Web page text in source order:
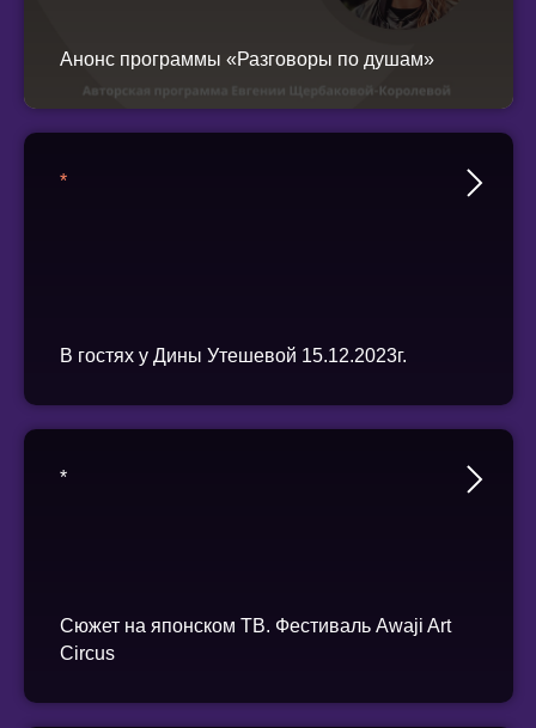
Анонс программы «Разговоры по душам»
*
В гостях у Дины Утешевой 15.12.2023г.
*
Сюжет на японском ТВ. Фестиваль Awaji Art
Circus